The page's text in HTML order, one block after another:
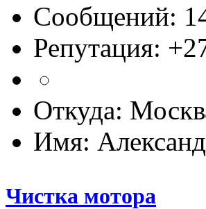
Сообщений:
Репутация:
Откуда:
Имя:
Чистка мотора